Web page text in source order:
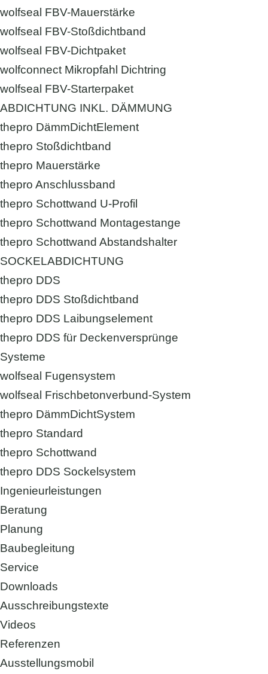
wolfseal FBV-Mauerstärke
wolfseal FBV-Stoßdichtband
wolfseal FBV-Dichtpaket
wolfconnect Mikropfahl Dichtring
wolfseal FBV-Starterpaket
ABDICHTUNG INKL. DÄMMUNG
thepro DämmDichtElement
thepro Stoßdichtband
thepro Mauerstärke
thepro Anschlussband
thepro Schottwand U-Profil
thepro Schottwand Montagestange
thepro Schottwand Abstandshalter
SOCKELABDICHTUNG
thepro DDS
thepro DDS Stoßdichtband
thepro DDS Laibungselement
thepro DDS für Deckenversprünge
Systeme
wolfseal Fugensystem
wolfseal Frischbetonverbund-System
thepro DämmDichtSystem
thepro Standard
thepro Schottwand
thepro DDS Sockelsystem
Ingenieurleistungen
Beratung
Planung
Baubegleitung
Service
Downloads
Ausschreibungstexte
Videos
Referenzen
Ausstellungsmobil